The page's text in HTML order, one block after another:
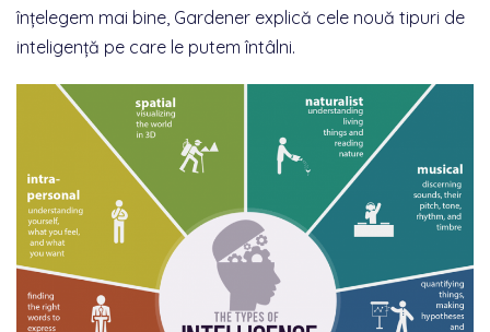
înțelegem mai bine, Gardener explică cele nouă tipuri de
inteligență pe care le putem întâlni.